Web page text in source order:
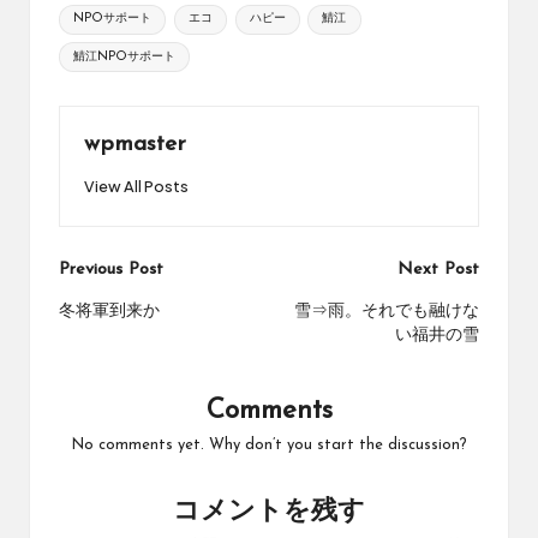
Tags:
NPOサポート エコ ハピー 鯖江
鯖江NPOサポート
wpmaster
View All Posts
Post
navigation
Previous Post
冬将軍到来か
Next Post
雪⇒雨。それでも融けな
い福井の雪
Comments
No comments yet. Why don’t you start the discussion?
コメントを残す